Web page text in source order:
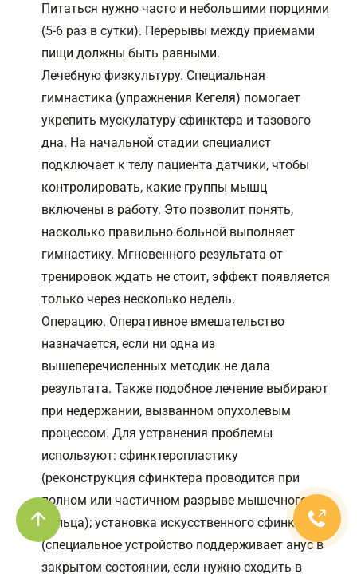
Питаться нужно часто и небольшими порциями
(5-6 раз в сутки). Перерывы между приемами
пищи должны быть равными.
Лечебную физкультуру. Специальная
гимнастика (упражнения Кегеля) помогает
укрепить мускулатуру сфинктера и тазового
дна. На начальной стадии специалист
подключает к телу пациента датчики, чтобы
контролировать, какие группы мышц
включены в работу. Это позволит понять,
насколько правильно больной выполняет
гимнастику. Мгновенного результата от
тренировок ждать не стоит, эффект появляется
только через несколько недель.
Операцию. Оперативное вмешательство
назначается, если ни одна из
вышеперечисленных методик не дала
результата. Также подобное лечение выбирают
при недержании, вызванном опухолевым
процессом. Для устранения проблемы
используют: сфинктеропластику
(реконструкция сфинктера проводится при
полном или частичном разрыве мышечного
кольца); установка искусственного сфинктера
(специальное устройство поддерживает анус в
закрытом состоянии, если нужно сходить в